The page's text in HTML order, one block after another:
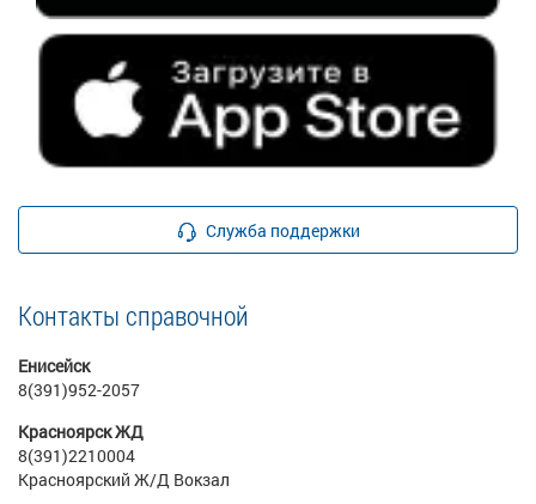
Служба поддержки
Контакты справочной
Енисейск
8(391)952-2057
Красноярск ЖД
8(391)2210004
Красноярский Ж/Д Вокзал